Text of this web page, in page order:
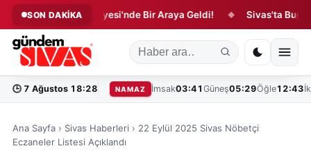
SON DAKİKA
Arifan Külliyesi'nde Bir Araya Geldi! ◆ Sivas'ta Bugün
🕒 7 Ağustos 18:28 NAMAZ İmsak03:41 Güneş05:29Öğle12:43
Ana Sayfa › Sivas Haberleri › 22 Eylül 2025 Sivas Nöbetçi
Eczaneler Listesi Açıklandı